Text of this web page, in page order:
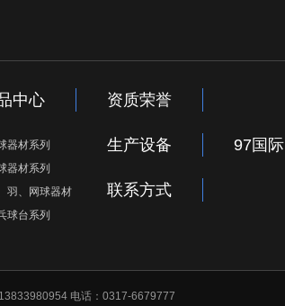
中心
器材系列
器材系列
羽、网球器材
球台系列
资质荣誉
生产设备 97国际
联系方式
电话：0317-6679777